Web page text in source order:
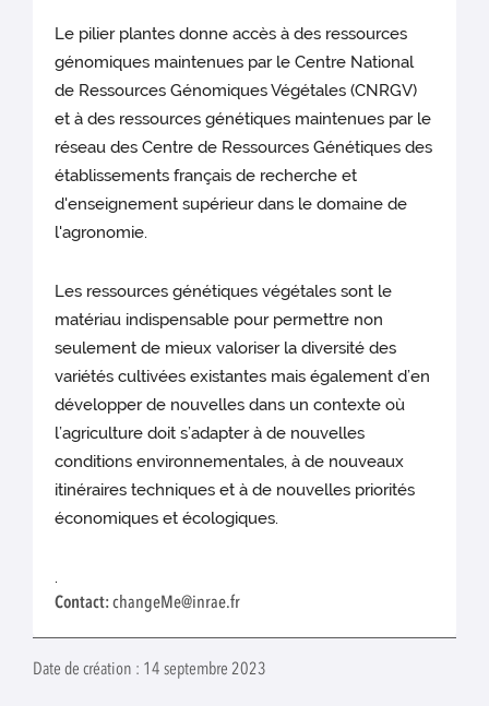
Le pilier plantes donne accès à des ressources
génomiques maintenues par le Centre National
de Ressources Génomiques Végétales (CNRGV)
et à des ressources génétiques maintenues par le
réseau des Centre de Ressources Génétiques des
établissements français de recherche et
d'enseignement supérieur dans le domaine de
l'agronomie.
Les ressources génétiques végétales sont le
matériau indispensable pour permettre non
seulement de mieux valoriser la diversité des
variétés cultivées existantes mais également d’en
développer de nouvelles dans un contexte où
l’agriculture doit s’adapter à de nouvelles
conditions environnementales, à de nouveaux
itinéraires techniques et à de nouvelles priorités
économiques et écologiques.
.
Contact:changeMe@inrae.fr
Date de création : 14 septembre 2023